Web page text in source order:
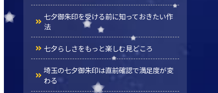
七夕御朱印を受ける前に知っておきたい作
法
七夕らしさをもっと楽しむ見どころ
埼玉の七夕御朱印は直前確認で満足度が変
わる